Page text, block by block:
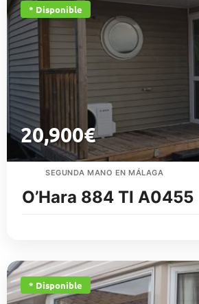
* Disponible
20,900€
SEGUNDA MANO EN MÁLAGA
O’Hara 884 TI A0455
* Disponible